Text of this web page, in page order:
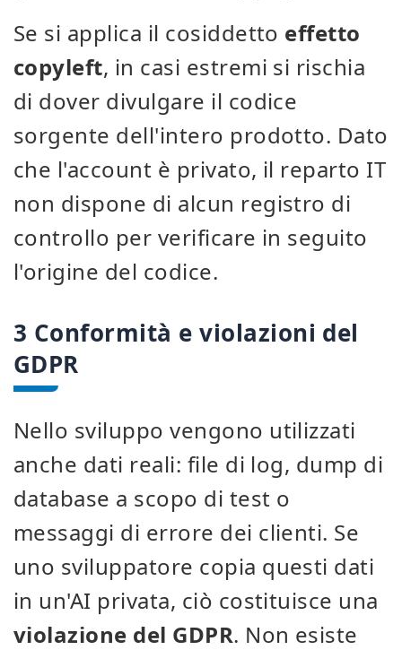
Se si applica il cosiddetto effetto
copyleft, in casi estremi si rischia
di dover divulgare il codice
sorgente dell'intero prodotto. Dato
che l'account è privato, il reparto IT
non dispone di alcun registro di
controllo per verificare in seguito
l'origine del codice.
3 Conformità e violazioni del
GDPR
Nello sviluppo vengono utilizzati
anche dati reali: file di log, dump di
database a scopo di test o
messaggi di errore dei clienti. Se
uno sviluppatore copia questi dati
in un'AI privata, ciò costituisce una
violazione del GDPR. Non esiste